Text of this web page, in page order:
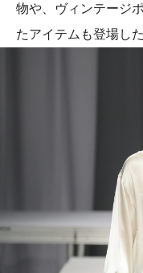
物や、ヴィンテージ
たアイテムも登場した